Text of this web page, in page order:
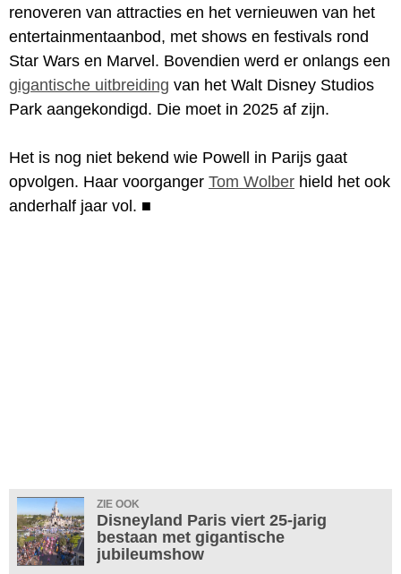
renoveren van attracties en het vernieuwen van het
entertainmentaanbod, met shows en festivals rond
Star Wars en Marvel. Bovendien werd er onlangs een
gigantische uitbreiding van het Walt Disney Studios
Park aangekondigd. Die moet in 2025 af zijn.
Het is nog niet bekend wie Powell in Parijs gaat
opvolgen. Haar voorganger Tom Wolber hield het ook
anderhalf jaar vol. ■
ZIE OOK
Disneyland Paris viert 25-jarig
bestaan met gigantische
jubileumshow